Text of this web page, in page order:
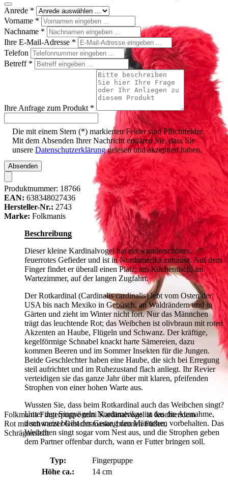
Folkmanis Fingerpuppe mini Kardinalvogel in leuchtendem
Rot mit schwarzer Gesichtsmaske, braunen Füßen,
Schrägansicht
Anrede *
Vorname *
Nachname *
Ihre E-Mail-Adresse *
Telefon
Betreff *
Ihre Anfrage zum Produkt *
Die mit einem Stern (*) markierten Felder sind Pflichtfelder.
Mit dem Absenden Ihrer Nachricht erklären Sie, dass Sie
unsere Datenschutzerklärunggelesen und akzeptiert haben.
Absenden
Produktnummer: 18766
EAN: 638348027436
Hersteller-Nr.: 2743
Marke: Folkmanis
Beschreibung
Dieser kleine Kardinalvogel hat ein wunderschönes,
feuerrotes Gefieder und ist in Nordamerika zuhause. Auf dem
Finger findet er überall einen Platz: am Küchentisch, im
Wartezimmer, auf der langen Zugfahrt.
Der Rotkardinal (Cardinalis cardinalis) lebt vom Osten der
USA bis nach Mexiko in Gebüsch, an Waldrändern und in
Gärten und zieht im Winter nicht fort. Nur das Männchen
trägt das leuchtende Rot; das Weibchen ist olivbraun mit roten
Akzenten an Haube, Flügeln und Schwanz. Der kräftige,
kegelförmige Schnabel knackt harte Sämereien, dazu
kommen Beeren und im Sommer Insekten für die Jungen.
Beide Geschlechter haben eine Haube, die sich bei Erregung
steil aufrichtet und im Ruhezustand flach anliegt. Ihr Revier
verteidigen sie das ganze Jahr über mit klaren, pfeifenden
Strophen von einer hohen Warte aus.
Wussten Sie, dass beim Rotkardinal auch das Weibchen singt?
Unter den Singvögeln Nordamerikas ist das die Ausnahme,
denn meist bleibt der Gesang den Männchen vorbehalten. Das
Weibchen singt sogar vom Nest aus, und die Strophen geben
dem Partner offenbar durch, wann er Futter bringen soll.
Typ:
Fingerpuppe
Höhe ca.:
14 cm